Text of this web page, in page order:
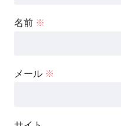
名前 ※
メール ※